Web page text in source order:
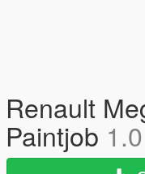
Renault
Paintjob 1.0